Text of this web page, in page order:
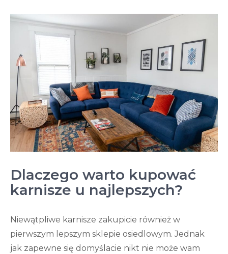
Dlaczego warto kupować
karnisze u najlepszych?
Niewątpliwe karnisze zakupicie również w
pierwszym lepszym sklepie osiedlowym. Jednak
jak zapewne się domyślacie nikt nie może wam